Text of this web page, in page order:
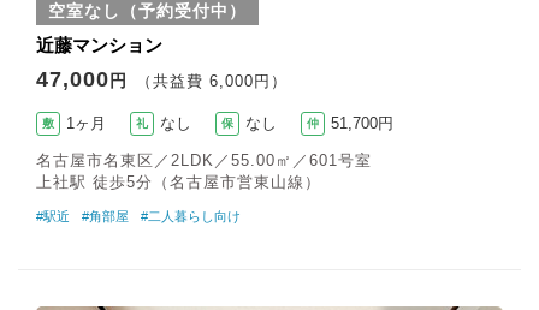
空室なし（予約受付中）
近藤マンション
47,000 円 （共益費 6,000円）
敷 1ヶ月 礼 なし 保 なし 仲 51,700円
名古屋市名東区／2LDK／55.00㎡／601号室
上社駅 徒歩5分（名古屋市営東山線）
#駅近 #角部屋 #二人暮らし向け